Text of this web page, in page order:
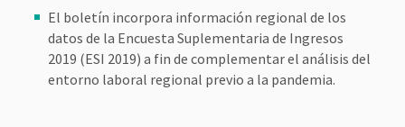
El boletín incorpora información regional de los
datos de la Encuesta Suplementaria de Ingresos
2019 (ESI 2019) a fin de complementar el análisis del
entorno laboral regional previo a la pandemia.